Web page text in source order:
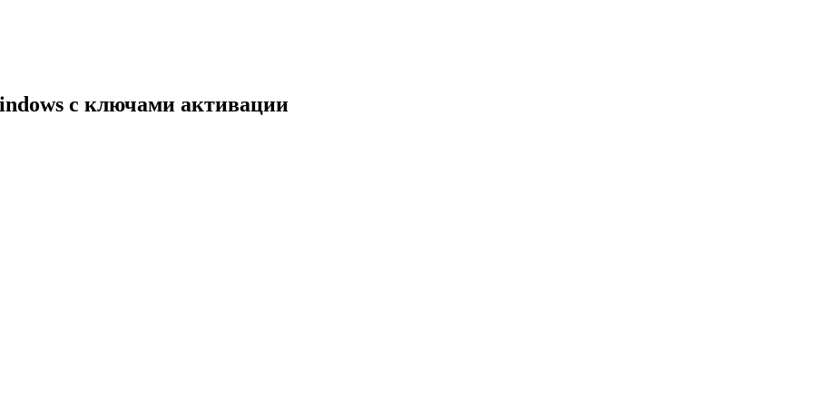
с ключами активации